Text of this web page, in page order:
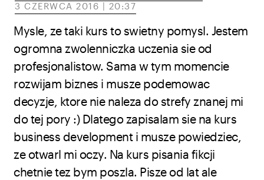
3 CZERWCA 2016 | 20:37
Mysle, ze taki kurs to swietny pomysl. Jestem
ogromna zwolenniczka uczenia sie od
profesjonalistow. Sama w tym momencie
rozwijam biznes i musze podemowac
decyzje, ktore nie naleza do strefy znanej mi
do tej pory :) Dlatego zapisalam sie na kurs
business development i musze powiedziec,
ze otwarl mi oczy. Na kurs pisania fikcji
chetnie tez bym poszla. Pisze od lat ale